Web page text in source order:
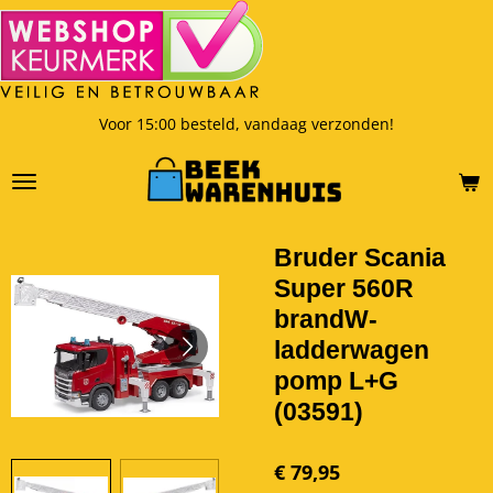
Ga
direct
naar
de
Voor 15:00 besteld, vandaag verzonden!
Bruder Scania
Super 560R
brandW-
ladderwagen
pomp L+G
(03591)
€ 79,95